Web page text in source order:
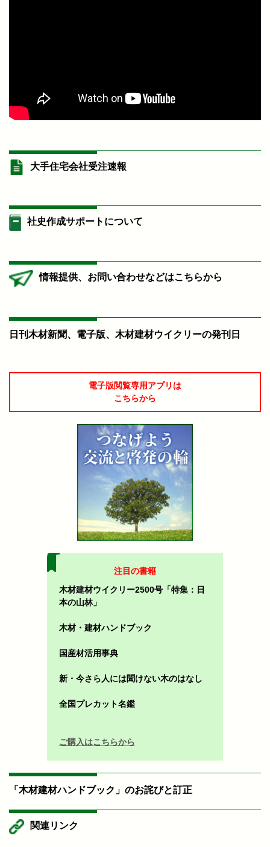
大手住宅会社受注速報
社史作成サポートについて
情報提供、お問い合わせなどはこちらから
日刊木材新聞、電子版、木材建材ウイクリーの発刊日
電子版閲覧専用アプリは
こちらから
注目の書籍
木材建材ウイクリー2500号「特集：日
本の山林」
木材・建材ハンドブック
国産材活用事典
新・今さら人には聞けない木のはなし
全国プレカット名鑑
ご購入はこちらから
「木材建材ハンドブック」のお詫びと訂正
関連リンク